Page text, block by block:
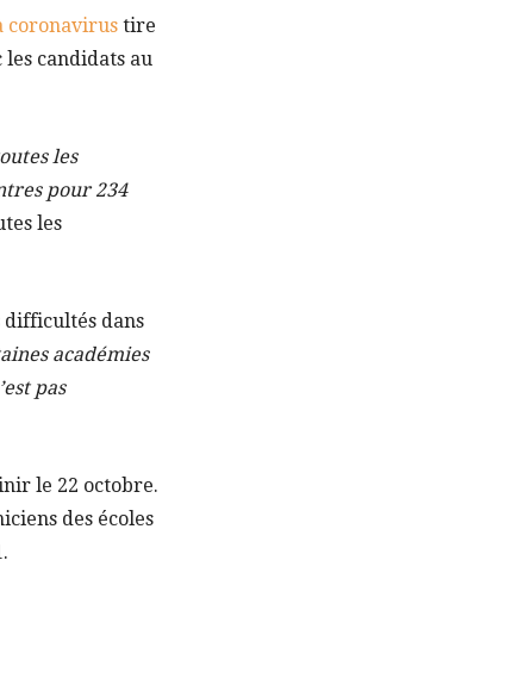
coronavirus tire
candidats au
les
pour 234
les
difficultés dans
académies
pas
le 22 octobre.
des écoles